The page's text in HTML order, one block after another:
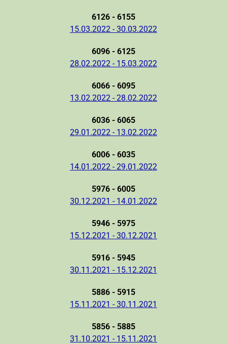
6126 - 6155
15.03.2022 - 30.03.2022
6096 - 6125
28.02.2022 - 15.03.2022
6066 - 6095
13.02.2022 - 28.02.2022
6036 - 6065
29.01.2022 - 13.02.2022
6006 - 6035
14.01.2022 - 29.01.2022
5976 - 6005
30.12.2021 - 14.01.2022
5946 - 5975
15.12.2021 - 30.12.2021
5916 - 5945
30.11.2021 - 15.12.2021
5886 - 5915
15.11.2021 - 30.11.2021
5856 - 5885
31.10.2021 - 15.11.2021